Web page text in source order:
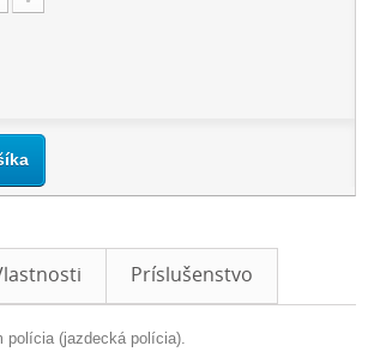
Príslušenstvo
polícia (jazdecká polícia).